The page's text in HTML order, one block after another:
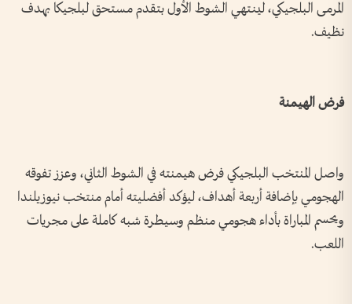
المرمى البلجيكي، لينتهي الشوط الأول بتقدم مستحق لبلجيكا بهدف
نظيف.
فرض الهيمنة
واصل المنتخب البلجيكي فرض هيمنته في الشوط الثاني، وعزز تفوقه
الهجومي بإضافة أربعة أهداف، ليؤكد أفضليته أمام منتخب نيوزيلندا
ويحسم المباراة بأداء هجومي منظم وسيطرة شبه كاملة على مجريات
اللعب.